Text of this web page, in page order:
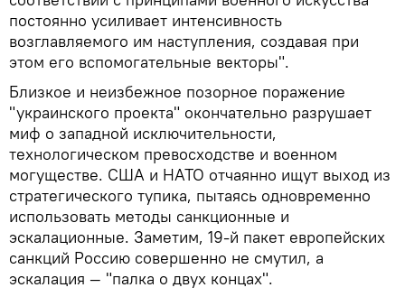
постоянно усиливает интенсивность
возглавляемого им наступления, создавая при
этом его вспомогательные векторы".
Близкое и неизбежное позорное поражение
"украинского проекта" окончательно разрушает
миф о западной исключительности,
технологическом превосходстве и военном
могуществе. США и НАТО отчаянно ищут выход из
стратегического тупика, пытаясь одновременно
использовать методы санкционные и
эскалационные. Заметим, 19-й пакет европейских
санкций Россию совершенно не смутил, а
эскалация — "палка о двух концах".